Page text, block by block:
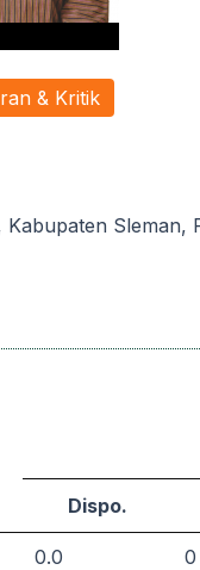
& Kritik
Sleman,
Dispo.
0.0 0